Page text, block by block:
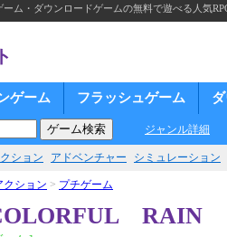
ム・ダウンロードゲームの無料で遊べる人気
ゲーム フラッシュゲーム
ジャンル詳細
ション アドベンチャー シミュレーション
クション > プチゲーム
RAIN